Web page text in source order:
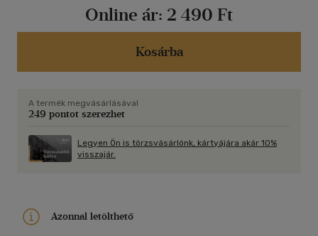
Online ár: 2 490 Ft
Kosárba
A termék megvásárlásával
249 pontot szerezhet
Legyen Ön is törzsvásárlónk, kártyájára akár 10%
visszajár.
Azonnal letölthető